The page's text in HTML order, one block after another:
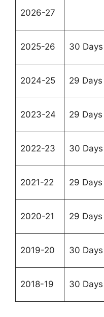
2026-27
2025-26 30 Days
2024-25 29 Days
2023-24 29 Days
2022-23 30 Days
2021-22 29 Days
2020-21 29 Days
2019-20 30 Days
2018-19 30 Days